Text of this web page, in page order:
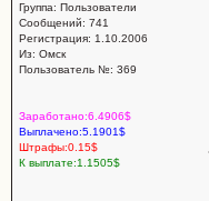
Группа: Пользователи
Сообщений: 741
Регистрация: 1.10.2006
Из: Омск
Пользователь №: 369
Заработано:6.4906$
Выплачено:5.1901$
Штрафы:0.15$
К выплате:1.1505$